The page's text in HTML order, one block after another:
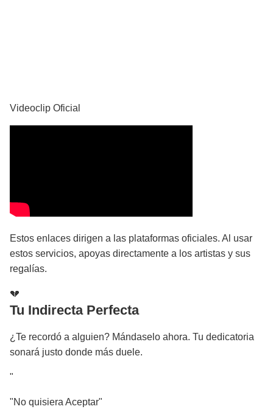
Videoclip Oficial
Estos enlaces dirigen a las plataformas oficiales. Al usar
estos servicios, apoyas directamente a los artistas y sus
regalías.
💔
Tu Indirecta Perfecta
¿Te recordó a alguien? Mándaselo ahora. Tu dedicatoria
sonará justo donde más duele.
"
"No quisiera Aceptar"